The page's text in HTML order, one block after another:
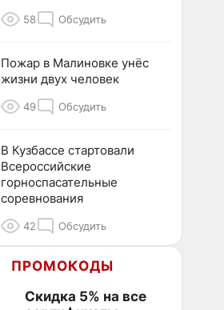
58 Обсудить
Пожар в Малиновке унёс
жизни двух человек
49 Обсудить
В Кузбассе стартовали
Всероссийские
горноспасательные
соревнования
42 Обсудить
ПРОМОКОДЫ
Скидка 5% на все